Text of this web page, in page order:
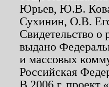
Юрьев, Ю.В.
Сухинин, О.В.
Свидетельство
выдано
и массовых
Российская
В 2006 г. проект